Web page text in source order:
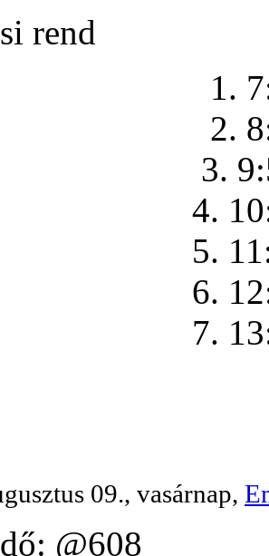
rend
1.
2.
3.
4.
5.
6.
7.
09., vasárnap,
@608